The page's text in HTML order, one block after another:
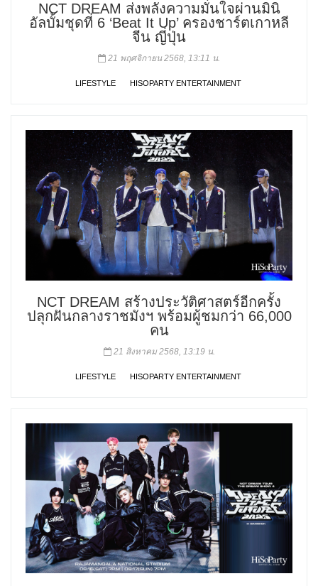
NCT DREAM ส่งพลังความมั่นใจผ่านมินิ
อัลบั้มชุดที่ 6 ‘Beat It Up’ ครองชาร์ตเกาหลี
จีน ญี่ปุ่น
21 พฤศจิกายน 2568, 13:11 น.
LIFESTYLE HISOPARTY ENTERTAINMENT
NCT DREAM สร้างประวัติศาสตร์อีกครั้ง
ปลุกฝันกลางราชมังฯ พร้อมผู้ชมกว่า 66,000
คน
21 สิงหาคม 2568, 13:19 น.
LIFESTYLE HISOPARTY ENTERTAINMENT